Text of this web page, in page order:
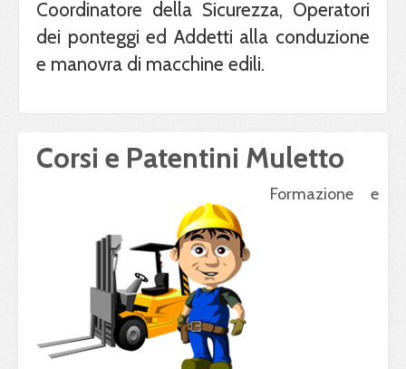
Coordinatore della Sicurezza, Operatori
dei ponteggi ed Addetti alla conduzione
e manovra di macchine edili.
Corsi e Patentini Muletto
Formazione e